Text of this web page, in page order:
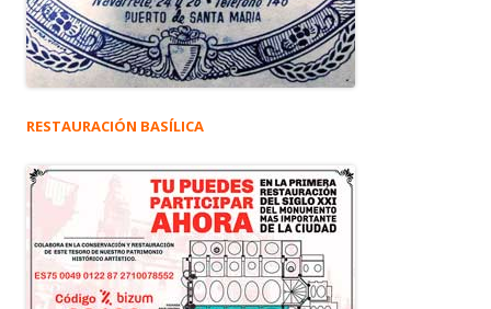
RESTAURACIÓN BASÍLICA